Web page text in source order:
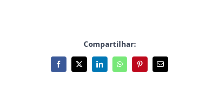
Compartilhar:
Facebook
X LinkedInWhatsAppPinterest
E-
mail